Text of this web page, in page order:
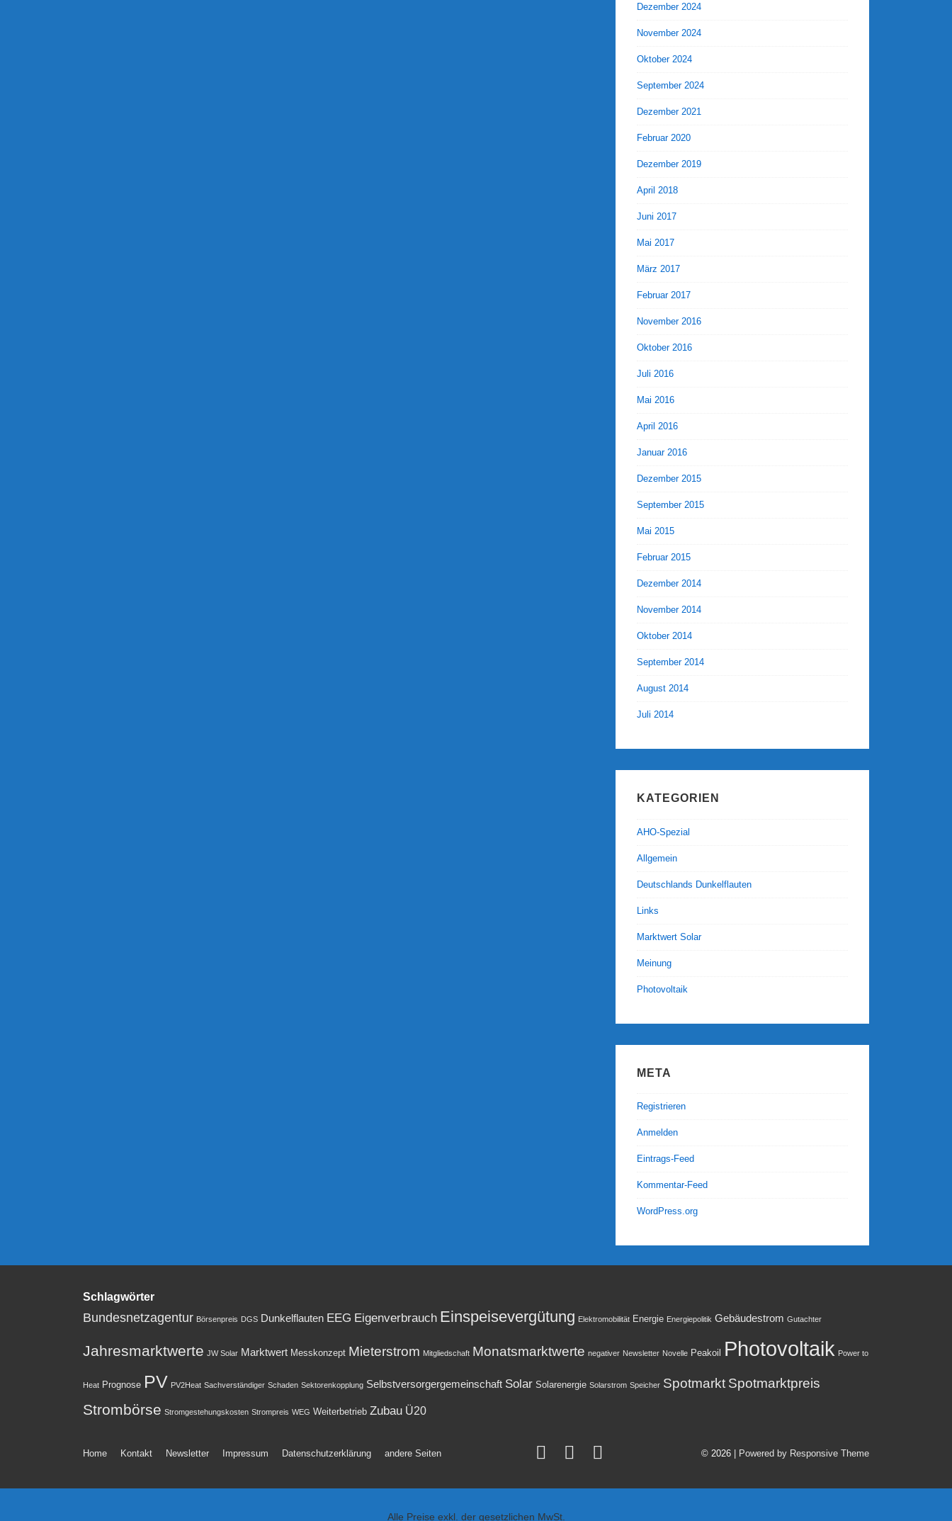
Dezember 2024
November 2024
Oktober 2024
September 2024
Dezember 2021
Februar 2020
Dezember 2019
April 2018
Juni 2017
Mai 2017
März 2017
Februar 2017
November 2016
Oktober 2016
Juli 2016
Mai 2016
April 2016
Januar 2016
Dezember 2015
September 2015
Mai 2015
Februar 2015
Dezember 2014
November 2014
Oktober 2014
September 2014
August 2014
Juli 2014
KATEGORIEN
AHO-Spezial
Allgemein
Deutschlands Dunkelflauten
Links
Marktwert Solar
Meinung
Photovoltaik
META
Registrieren
Anmelden
Eintrags-Feed
Kommentar-Feed
WordPress.org
Schlagwörter
Bundesnetzagentur Börsenpreis DGS Dunkelflauten EEG Eigenverbrauch Einspeisevergütung Elektromobilität Energie Energiepolitik Gebäudestrom Gutachter
Jahresmarktwerte JW Solar Marktwert Messkonzept Mieterstrom Mitgliedschaft Monatsmarktwerte negativer Newsletter Novelle Peakoil Photovoltaik Power to
Heat Prognose PV PV2Heat Sachverständiger Schaden Sektorenkopplung Selbstversorgergemeinschaft Solar Solarenergie Solarstrom Speicher Spotmarkt Spotmarktpreis
Strombörse Stromgestehungskosten Strompreis WEG Weiterbetrieb Zubau Ü20
Footer-
Home Kontakt Newsletter Impressum Datenschutzerklärung andere Seiten © 2026 | Powered by Responsive Theme
Alle Preise exkl. der gesetzlichen MwSt.